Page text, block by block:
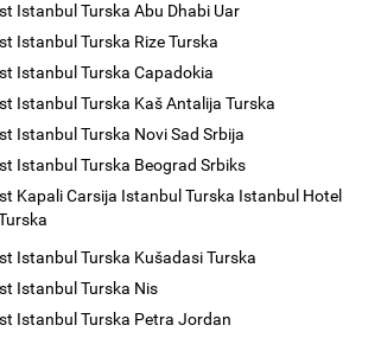
Istanbul Turska Abu Dhabi Uar
Istanbul Turska Rize Turska
Istanbul Turska Capadokia
Istanbul Turska Kaš Antalija Turska
Istanbul Turska Novi Sad Srbija
Istanbul Turska Beograd Srbiks
Kapali Carsija Istanbul Turska Istanbul Hotel
Istanbul Turska Kušadasi Turska
Istanbul Turska Nis
Istanbul Turska Petra Jordan